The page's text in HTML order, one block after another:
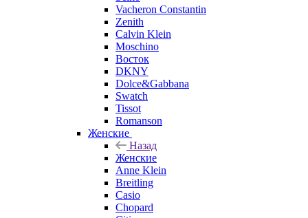
Vacheron Constantin
Zenith
Calvin Klein
Moschino
Восток
DKNY
Dolce&Gabbana
Swatch
Tissot
Romanson
Женские
Назад
Женские
Anne Klein
Breitling
Casio
Chopard